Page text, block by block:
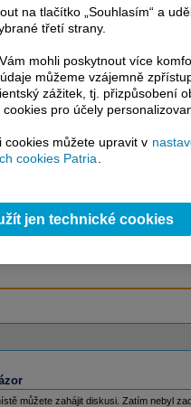
Pluspřípadně uživatelům
služeb, potom je nutné se
placeného informačního
kekompletnímu
bez jakýchkoliv
komentáře a horké
a v plné verzi.
servis, rozsáhlé databáze
avaluace
můžete zahájit diskusi. Zatím nebyl
na tlačítko „Souhlasím“ a
třetí strany.
mohli poskytnout více
můžeme vzájemně
zážitek, tj. přizpůsobení
pro účely
cookies můžete upravit v
cookies Patria.
jen technické cookies